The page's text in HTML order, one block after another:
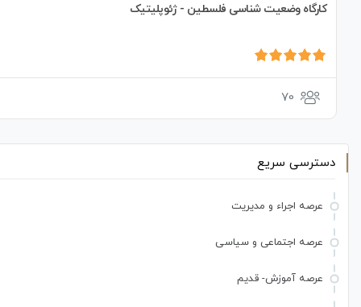
کارگاه وضعیت شناسی فلسطین - ژئوپلیتیک
70
دسترسی سریع
عرصه اجراء و مدیریت
عرصه اجتماعی و سیاسی
عرصه آموزش- قدیم